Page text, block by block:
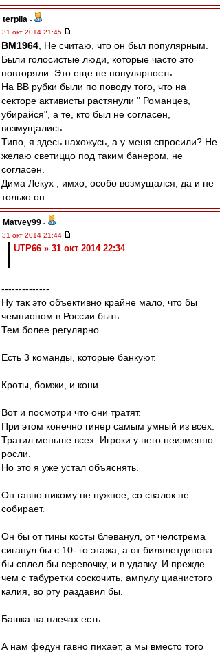
terpila -
31 окт 2014 21:45
BM1964 , Не считаю, что он был популярным.
Были голосистые люди, которые часто это
повторяли. Это еще не популярность .
На ВВ рубки были по поводу того, что на
секторе активисты растянули " Романцев,
убирайся", а те, кто был не согласен,
возмущались.
Типо, я здесь нахожусь, а у меня спросили? Не
желаю светиццо под таким банером, не
согласен.
Дима Лекух , имхо, особо возмущался, да и не
только он.
Matvey99 -
31 окт 2014 21:44
UTP66 » 31 окт 2014 22:34
--------------
Ну так это объективно крайне мало, что бы
чемпионом в России быть.
Тем более регулярно.
Есть 3 команды, которые банкуют.
Кроты, бомжи, и кони.
Вот и посмотри что они тратят.
При этом конечно гинер самым умный из всех.
Тратил меньше всех. Игроки у него неизменно
росли.
Но это я уже устал объяснять.
Он гавно никому не нужное, со свалок не
собирает.
Он бы от тины косты блеванул, от челстрема
сиганул бы с 10- го этажа, а от билялетдинова
бы сплел бы веревочку, и в удавку. И прежде
чем с табуретки соскочить, ампулу цианистого
калия, во рту раздавил бы.
Башка на плечах есть.
А нам федун гавно пихает, а мы вместо того